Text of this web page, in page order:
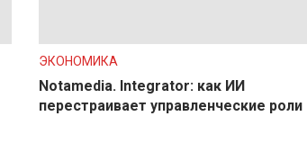
ЭКОНОМИКА
Notamedia. Integrator: как ИИ
перестраивает управленческие роли